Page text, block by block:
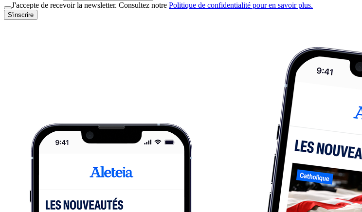
J'accepte de recevoir la newsletter. Consultez notre Politique de confidentialité pour en savoir plus.
S'inscrire